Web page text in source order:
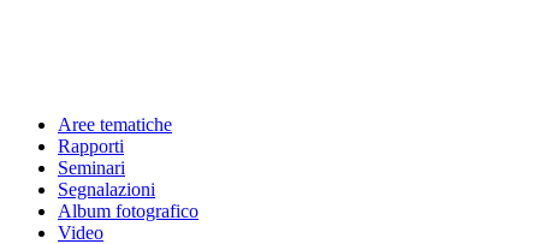
Aree tematiche
Rapporti
Seminari
Segnalazioni
Album fotografico
Video